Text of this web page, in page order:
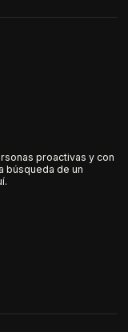
proactivas y con
búsqueda de un